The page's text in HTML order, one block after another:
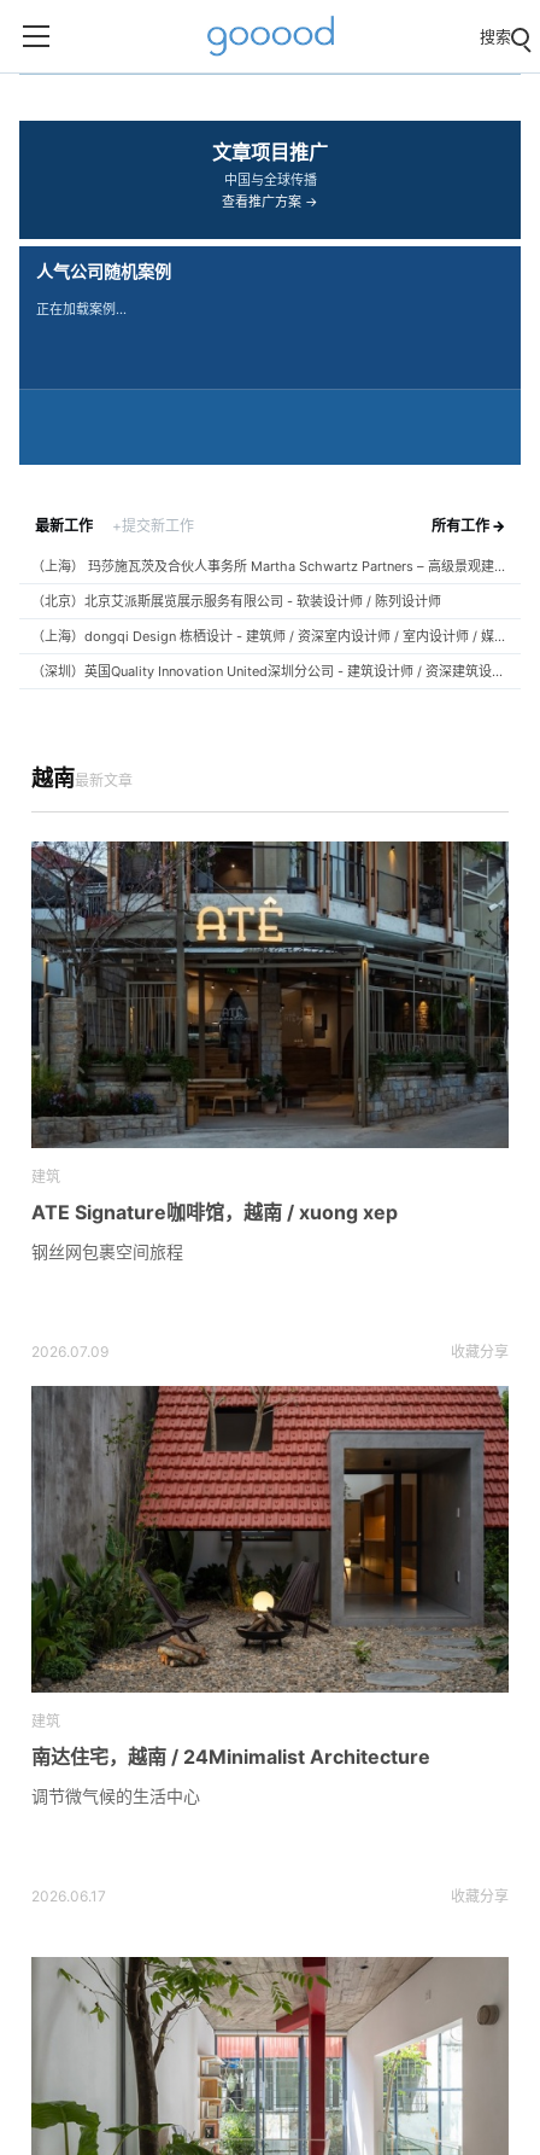
搜索
文章项目推广
中国与全球传播
查看推广方案 →
人气公司随机案例
正在加载案例…
最新工作 +提交新工作 所有工作 →
（上海） 玛莎施瓦茨及合伙人事务所 Martha Schwartz Partners – 高级景观建筑师 Senior Landscape Designer / 景观建筑师 Landscape Designer
（北京）北京艾派斯展览展示服务有限公司 - 软装设计师 / 陈列设计师
（上海）dongqi Design 栋栖设计 - 建筑师 / 资深室内设计师 / 室内设计师 / 媒体及公共关系主管 / 设计实习生（常年招聘）
（深圳）英国Quality Innovation United深圳分公司 - 建筑设计师 / 资深建筑设计师 / 室内设计师 / 设计实习生
越南最新文章
建筑
ATE Signature咖啡馆，越南 / xuong xep
钢丝网包裹空间旅程
2026.07.09 收藏分享
建筑
南达住宅，越南 / 24Minimalist Architecture
调节微气候的生活中心
2026.06.17 收藏分享